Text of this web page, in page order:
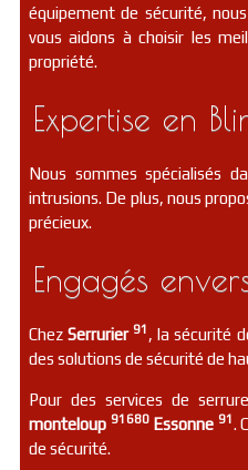
équipement de sécurité,
vous aidons à choisir les
propriété.
Expertise en
Nous sommes spécialisés
intrusions. De plus, nous
précieux.
Engagés
ChezSerrurier91 , la sécurité
des solutions de sécurité de
Pour des services de
monteloup 91680Essonne 91.
de sécurité.